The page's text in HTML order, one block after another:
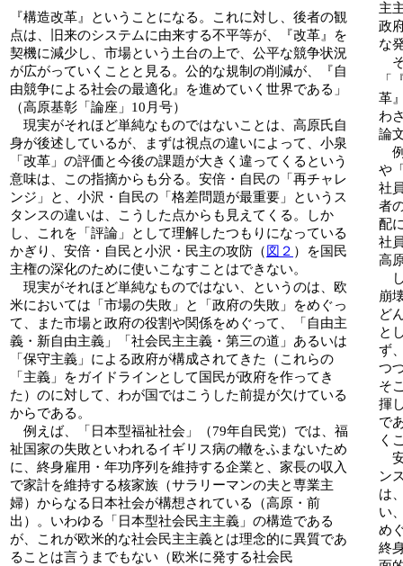
『構造改革』ということになる。これに対し、後者の観
点は、旧来のシステムに由来する不平等が、『改革』を
契機に減少し、市場という土台の上で、公平な競争状況
が広がっていくことと見る。公的な規制の削減が、『自
由競争による社会の最適化』を進めていく世界である」
（高原基彰「論座」10月号）
現実がそれほど単純なものではないことは、高原氏自
身が後述しているが、まずは視点の違いによって、小泉
「改革」の評価と今後の課題が大きく違ってくるという
意味は、この指摘からも分る。安倍・自民の「再チャレ
ンジ」と、小沢・自民の「格差問題が最重要」というス
タンスの違いは、こうした点からも見えてくる。しか
し、これを「評論」として理解したつもりになっている
かぎり、安倍・自民と小沢・民主の攻防（ 図２ ）を国民
主権の深化のために使いこなすことはできない。
現実がそれほど単純なものではない、というのは、欧
米においては「市場の失敗」と「政府の失敗」をめぐっ
て、また市場と政府の役割や関係をめぐって、「自由主
義・新自由主義」「社会民主主義・第三の道」あるいは
「保守主義」による政府が構成されてきた（これらの
「主義」をガイドラインとして国民が政府を作ってき
た）のに対して、わが国ではこうした前提が欠けている
からである。
例えば、「日本型福祉社会」（79年自民党）では、福
祉国家の失敗といわれるイギリス病の轍をふまないため
に、終身雇用・年功序列を維持する企業と、家長の収入
で家計を維持する核家族（サラリーマンの夫と専業主
婦）からなる日本社会が構想されている（高原・前
出）。いわゆる「日本型社会民主主義」の構造である
が、これが欧米的な社会民主主義とは理念的に異質であ
ることは言うまでもない（欧米に発する社会民
主
政
な
そ
「
革
わ
論
例
や
社
者
配
社
高
し
崩
ど
と
ず
つ
そ
揮
で
く
安
ン
は
い
め
終